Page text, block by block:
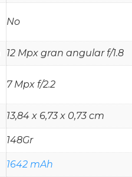
No
12 Mpx gran angular f/1.8
7 Mpx f/2.2
13,84 x 6,73 x 0,73 cm
148Gr
1642 mAh